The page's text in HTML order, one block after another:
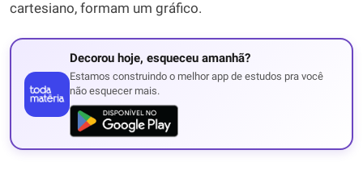
cartesiano, formam um gráfico.
Decorou hoje, esqueceu amanhã?
Estamos construindo o melhor app de estudos pra você
não esquecer mais.